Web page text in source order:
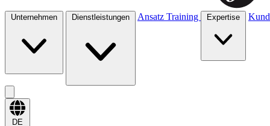
Unternehmen Dienstleistungen Ansatz Training Expertise
DE